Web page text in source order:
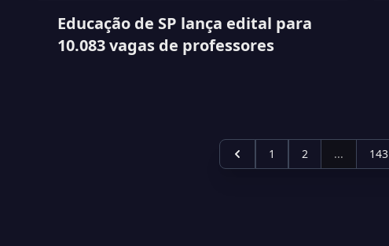
Educação de SP lança edital para
10.083 vagas de professores
1 2 ... 143